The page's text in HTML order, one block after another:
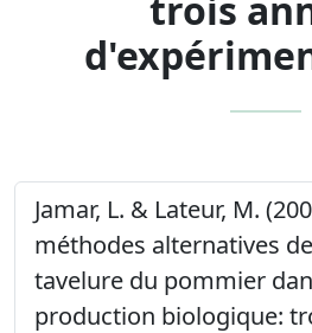
Jamar, L. & Lateur, M.
méthodes alternatives
tavelure du pommier
production biologique: